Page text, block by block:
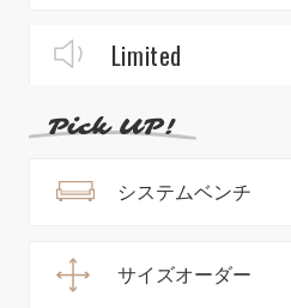
Limited
システムベンチ
サイズオーダー